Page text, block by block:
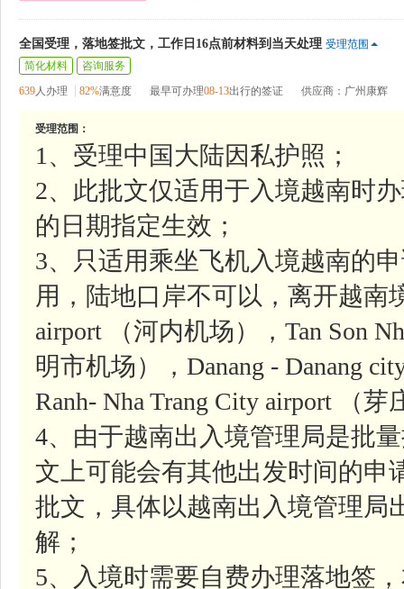
全国受理，落地签批文，工作日16点前材料到当天处理 受理范围
简化材料
咨询服务
639人办理 82%满意度 最早可办理08-13出行的签证 供应商：广州康辉
受理范围：
1、受理中国大陆因私护照；
2、此批文仅适用于入境越南时
的日期指定生效；
3、只适用乘坐飞机入境越南的
用，陆地口岸不可以，离开越南
airport （河内机场），Tan Son
明市机场），Danang - Danang
Ranh- Nha Trang City airport （芽
4、由于越南出入境管理局是批
文上可能会有其他出发时间的申
批文，具体以越南出入境管理局
解；
5、入境时需要自费办理落地签